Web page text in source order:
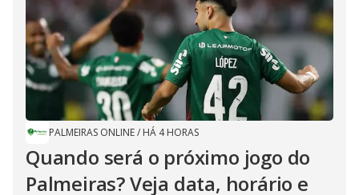
PALMEIRAS ONLINE/ HÁ 4 HORAS
Quando será o próximo jogo do
Palmeiras? Veja data, horário e